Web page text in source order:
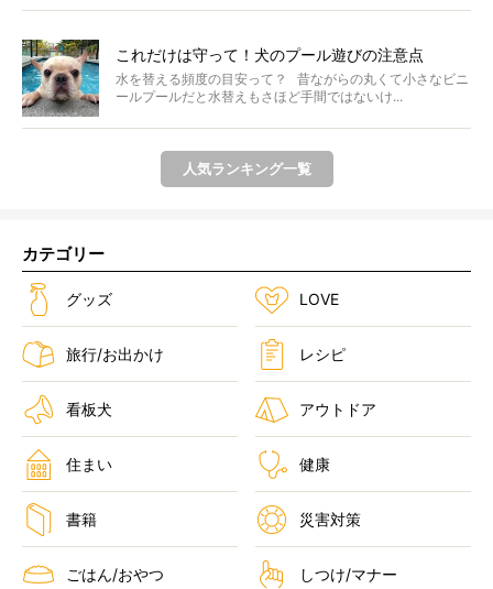
これだけは守って！犬のプール遊びの注意点
水を替える頻度の目安って？ 昔ながらの丸くて小さなビニ
ールプールだと水替えもさほど手間ではないけ...
人気ランキング一覧
カテゴリー
グッズ LOVE
旅行/お出かけ レシピ
看板犬 アウトドア
住まい 健康
書籍 災害対策
ごはん/おやつ しつけ/マナー